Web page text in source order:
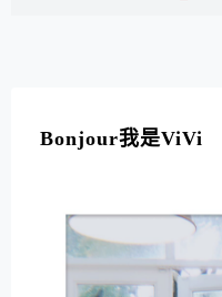
Bonjour我是ViVi